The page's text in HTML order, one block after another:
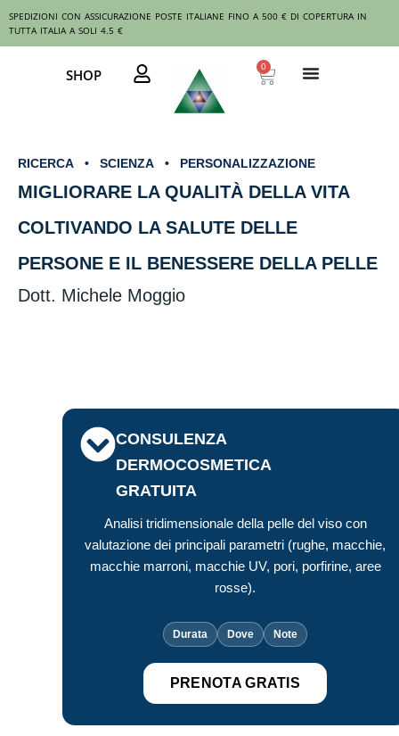
SPEDIZIONI CON ASSICURAZIONE POSTE ITALIANE FINO A 500 € DI COPERTURA IN
TUTTA ITALIA A SOLI 4.5 €
SHOP 0
Carrello
RICERCA • SCIENZA • PERSONALIZZAZIONE
MIGLIORARE LA QUALITÀ DELLA VITA
COLTIVANDO LA SALUTE DELLE
PERSONE E IL BENESSERE DELLA PELLE
Dott. Michele Moggio
CONSULENZA
DERMOCOSMETICA
GRATUITA
Analisi tridimensionale della pelle del viso con
valutazione dei principali parametri (rughe, macchie,
macchie marroni, macchie UV, pori, porfirine, aree
rosse).
Durata Dove Note
PRENOTA GRATIS